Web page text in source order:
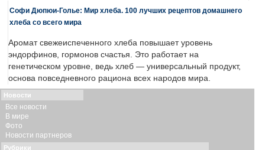
Софи Дюпюи-Голье: Мир хлеба. 100 лучших рецептов домашнего
хлеба со всего мира
Аромат свежеиспеченного хлеба повышает уровень
эндорфинов, гормонов счастья. Это работает на
генетическом уровне, ведь хлеб — универсальный продукт,
основа повседневного рациона всех народов мира.
Новости
Все новости
В мире
Фото
Новости партнеров
Рубрики